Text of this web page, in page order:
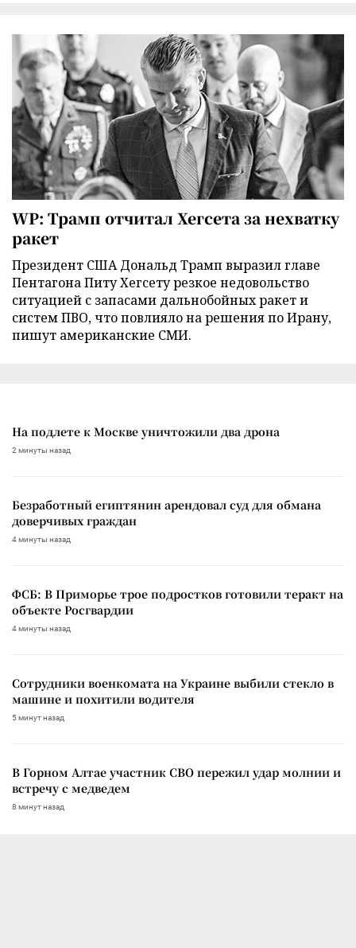
WP: Трамп отчитал Хегсета за нехватку
ракет
Президент США Дональд Трамп выразил главе
Пентагона Питу Хегсету резкое недовольство
ситуацией с запасами дальнобойных ракет и
систем ПВО, что повлияло на решения по Ирану,
пишут американские СМИ.
На подлете к Москве уничтожили два дрона
2 минуты назад
Безработный египтянин арендовал суд для обмана
доверчивых граждан
4 минуты назад
ФСБ: В Приморье трое подростков готовили теракт на
объекте Росгвардии
4 минуты назад
Сотрудники военкомата на Украине выбили стекло в
машине и похитили водителя
5 минут назад
В Горном Алтае участник СВО пережил удар молнии и
встречу с медведем
8 минут назад